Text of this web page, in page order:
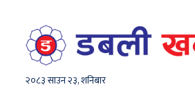
२०८३ साउन २३, शनिबार